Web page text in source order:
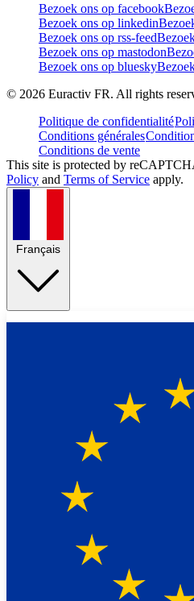
Bezoek ons op facebook
Bezoek ons op linkedin
Bezoek ons op rss-feed
Bezoek ons op mastodon
Bezoek ons op bluesky
© 2026 Euractiv FR. All rights
Politique de confidentialité
Conditions générales
Conditions de vente
This site is protected by
Policy and Terms of Service apply.
Français